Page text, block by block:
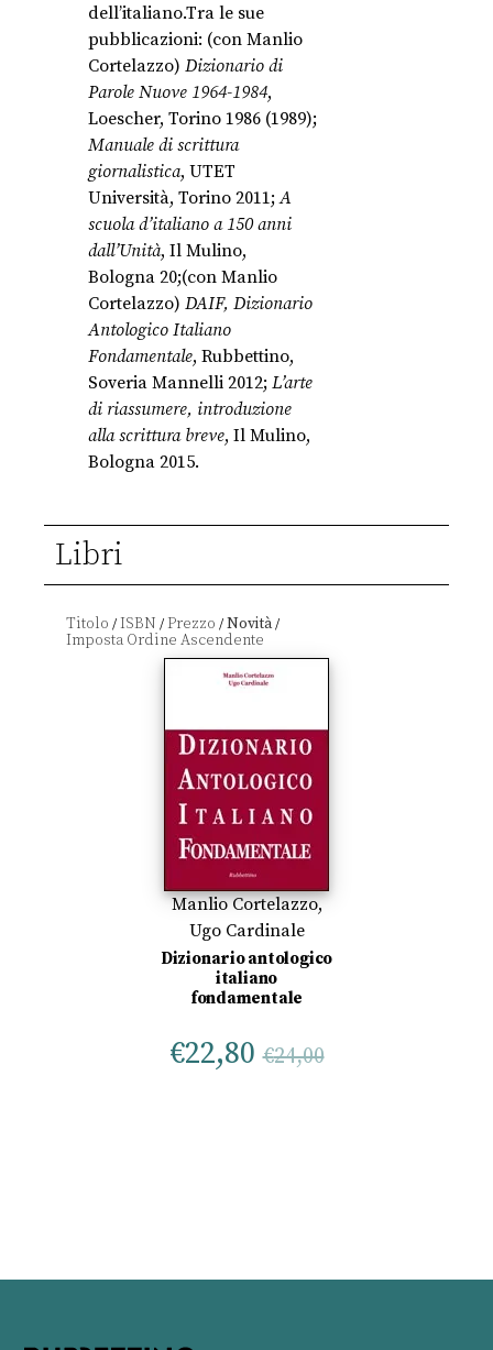
dell’italiano.Tra le sue
pubblicazioni: (con Manlio
Cortelazzo) Dizionario di
Parole Nuove 1964-1984,
Loescher, Torino 1986 (1989);
Manuale di scrittura
giornalistica, UTET
Università, Torino 2011;A
scuola d’italiano a 150 anni
dall’Unità, Il Mulino,
Bologna 20;(con Manlio
Cortelazzo) DAIF, Dizionario
Antologico Italiano
Fondamentale, Rubbettino,
Soveria Mannelli 2012; L’arte
di riassumere, introduzione
alla scrittura breve, Il Mulino,
Bologna 2015.
Libri
Titolo /ISBN /Prezzo /Novità/
Manlio Cortelazzo,
Ugo Cardinale
Dizionario antologico
italiano
fondamentale
€22,80 €24,00